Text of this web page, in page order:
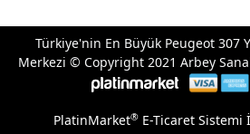
Türkiye'nin En Büyük Peugeot 307
Merkezi © Copyright 2021 Arbey
PlatinMarket®E-Ticaret Sistemi